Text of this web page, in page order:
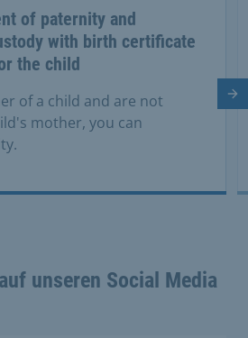
of paternity and
with birth certificate
the child
of a child and are not
mother, you can
unseren Social Media